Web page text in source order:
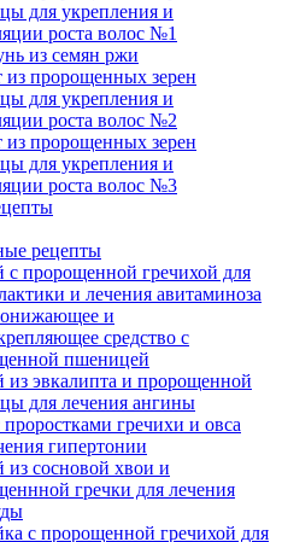
для укрепления и
роста волос №1
из семян ржи
из пророщенных зерен
для укрепления и
роста волос №2
из пророщенных зерен
для укрепления и
роста волос №3
рецепты
с пророщенной гречихой для
и лечения авитаминоза
и
средство с
пшеницей
из эвкалипта и пророщенной
для лечения ангины
гречихи и овса
гипертонии
из сосновой хвои и
гречки для лечения
с пророщенной гречихой для